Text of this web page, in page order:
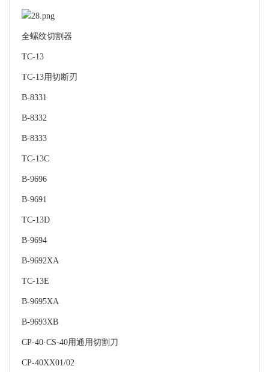
全螺纹切割器
TC-13
TC-13用切断刃
B-8331
B-8332
B-8333
TC-13C
B-9696
B-9691
TC-13D
B-9694
B-9692XA
TC-13E
B-9695XA
B-9693XB
CP-40·CS-40用通用切割刀
CP-40XX01/02